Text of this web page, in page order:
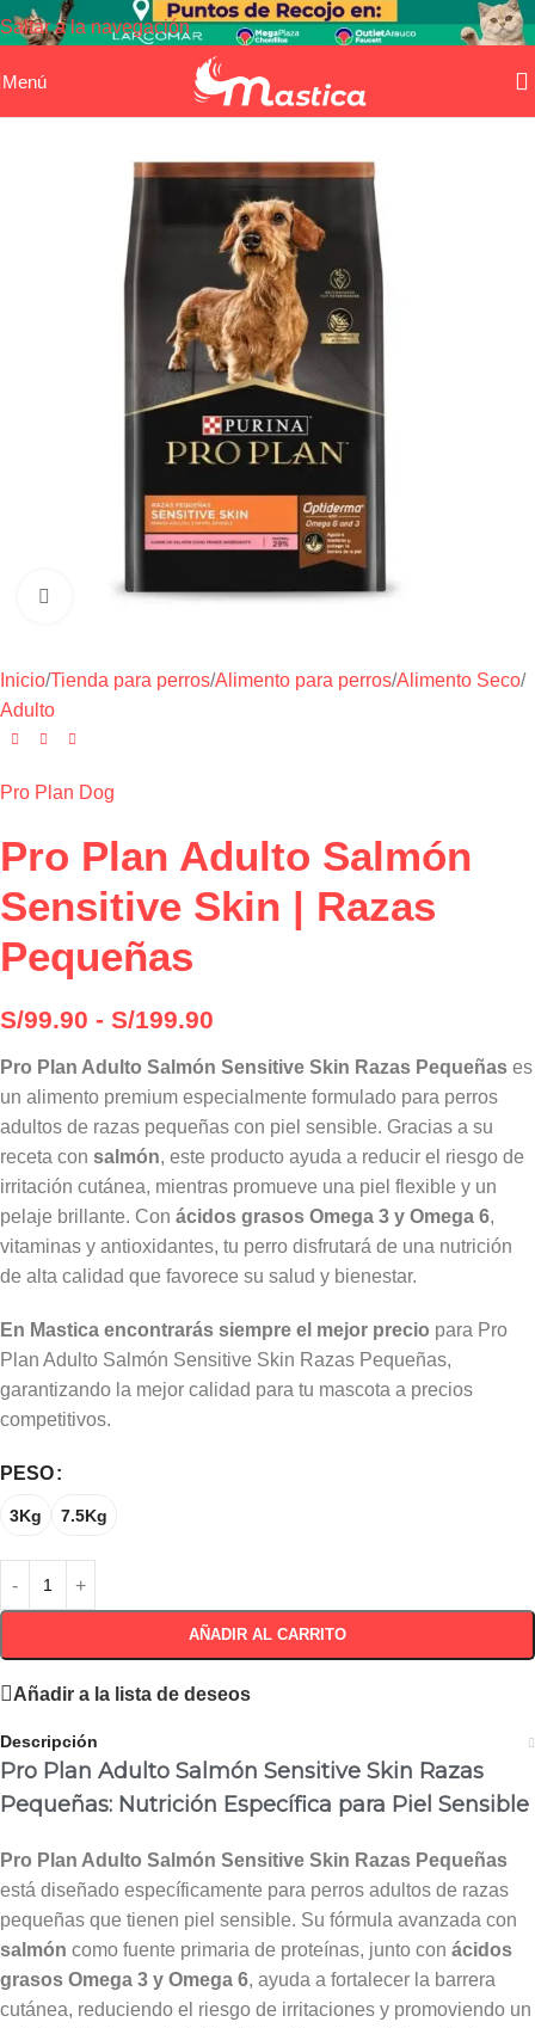
Saltar a la navegación
Saltar al contenido principal
Menú
Haga clic para ampliar
Inicio/Tienda para perros/Alimento para perros/Alimento Seco/
Adulto
Pro Plan Dog
Pro Plan Adulto Salmón
Sensitive Skin | Razas
Pequeñas
S/99.90 - S/199.90
Pro Plan Adulto Salmón Sensitive Skin Razas Pequeñas es
un alimento premium especialmente formulado para perros
adultos de razas pequeñas con piel sensible. Gracias a su
receta con salmón, este producto ayuda a reducir el riesgo de
irritación cutánea, mientras promueve una piel flexible y un
pelaje brillante. Con ácidos grasos Omega 3 y Omega 6,
vitaminas y antioxidantes, tu perro disfrutará de una nutrición
de alta calidad que favorece su salud y bienestar.
En Mastica encontrarás siempre el mejor precio para Pro
Plan Adulto Salmón Sensitive Skin Razas Pequeñas,
garantizando la mejor calidad para tu mascota a precios
competitivos.
PESO
3Kg 7.5Kg
AÑADIR AL CARRITO
Añadir a la lista de deseos
Descripción
Pro Plan Adulto Salmón Sensitive Skin Razas
Pequeñas: Nutrición Específica para Piel Sensible
Pro Plan Adulto Salmón Sensitive Skin Razas Pequeñas
está diseñado específicamente para perros adultos de razas
pequeñas que tienen piel sensible. Su fórmula avanzada con
salmón como fuente primaria de proteínas, junto con ácidos
grasos Omega 3 y Omega 6, ayuda a fortalecer la barrera
cutánea, reduciendo el riesgo de irritaciones y promoviendo un